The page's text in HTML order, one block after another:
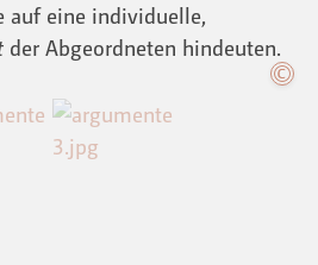
auf eine individuelle,
der Abgeordneten hindeuten.